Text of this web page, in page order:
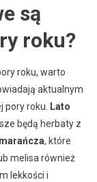
są
roku?
roku, warto
aktualnym
roku.
Lato
będą herbaty z
, które
melisa również
lekkości i